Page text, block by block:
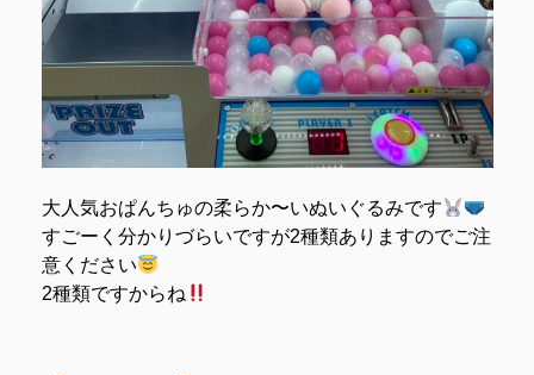
大人気おぱんちゅの柔らか〜いぬいぐるみです
すごーく分かりづらいですが2種類ありますのでご注
意ください
2種類ですからね